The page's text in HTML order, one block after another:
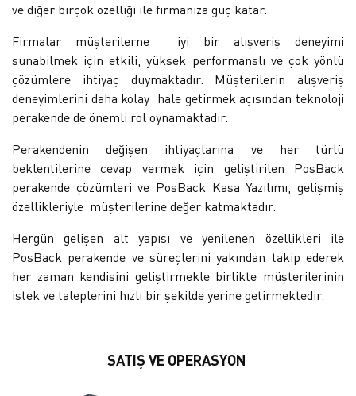
ve diğer birçok özelliği ile firmanıza güç katar.
Firmalar müşterilerne iyi bir alışveriş deneyimi
sunabilmek için etkili, yüksek performanslı ve çok yönlü
çözümlere ihtiyaç duymaktadır. Müşterilerin alışveriş
deneyimlerini daha kolay hale getirmek açısından teknoloji
perakende de önemli rol oynamaktadır.
Perakendenin değişen ihtiyaçlarına ve her türlü
beklentilerine cevap vermek için geliştirilen PosBack
perakende çözümleri ve PosBack Kasa Yazılımı, gelişmiş
özellikleriyle müşterilerine değer katmaktadır.
Hergün gelişen alt yapısı ve yenilenen özellikleri ile
PosBack perakende ve süreçlerini yakından takip ederek
her zaman kendisini geliştirmekle birlikte müşterilerinin
istek ve taleplerini hızlı bir şekilde yerine getirmektedir.
SATIŞ VE OPERASYON